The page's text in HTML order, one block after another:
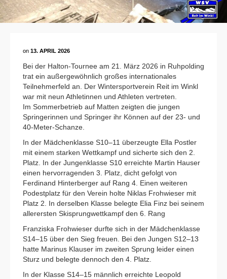
on 13. APRIL 2026
Bei der Halton-Tournee am 21. März 2026 in Ruhpolding
trat ein außergewöhnlich großes internationales
Teilnehmerfeld an. Der Wintersportverein Reit im Winkl
war mit neun Athletinnen und Athleten vertreten.
Im Sommerbetrieb auf Matten zeigten die jungen
Springerinnen und Springer ihr Können auf der 23- und
40-Meter-Schanze.
In der Mädchenklasse S10–11 überzeugte Ella Postler
mit einem starken Wettkampf und sicherte sich den 2.
Platz. In der Jungenklasse S10 erreichte Martin Hauser
einen hervorragenden 3. Platz, dicht gefolgt von
Ferdinand Hinterberger auf Rang 4. Einen weiteren
Podestplatz für den Verein holte Niklas Frohwieser mit
Platz 2. In derselben Klasse belegte Elia Finz bei seinem
allerersten Skisprungwettkampf den 6. Rang
Franziska Frohwieser durfte sich in der Mädchenklasse
S14–15 über den Sieg freuen. Bei den Jungen S12–13
hatte Marinus Klauser im zweiten Sprung leider einen
Sturz und belegte dennoch den 4. Platz.
In der Klasse S14–15 männlich erreichte Leopold